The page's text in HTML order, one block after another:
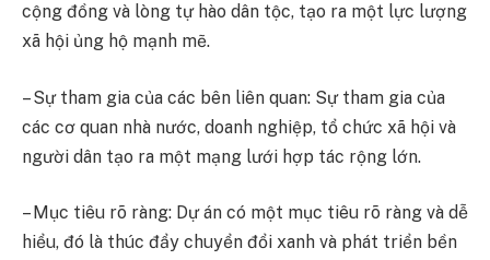
cộng đồng và lòng tự hào dân tộc, tạo ra một lực lượng
xã hội ủng hộ mạnh mẽ.
– Sự tham gia của các bên liên quan: Sự tham gia của
các cơ quan nhà nước, doanh nghiệp, tổ chức xã hội và
người dân tạo ra một mạng lưới hợp tác rộng lớn.
– Mục tiêu rõ ràng: Dự án có một mục tiêu rõ ràng và dễ
hiểu, đó là thúc đẩy chuyển đổi xanh và phát triển bền